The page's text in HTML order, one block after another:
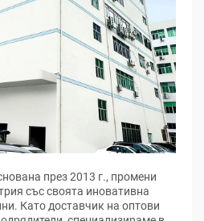
през 2013 г., промени
със своята иновативна
Като доставчик на оптови